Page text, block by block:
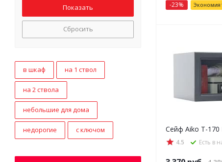
-23% Экономия
Сейф Aiko T-170
4.5 Есть в
Сбросить
в шкаф на 1 ствол
на 2 ствола
небольшие для дома
недорогие с ключом